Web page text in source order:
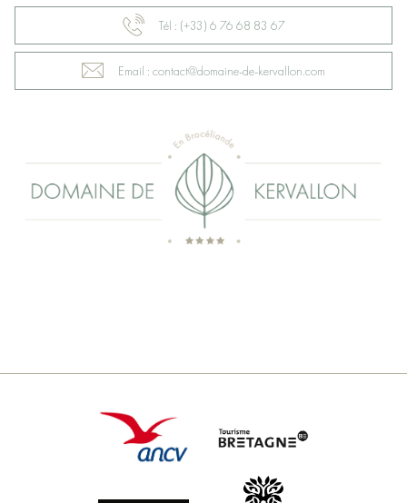
Tél : (+33) 6 76 68 83 67
Email : contact@domaine-de-kervallon.com